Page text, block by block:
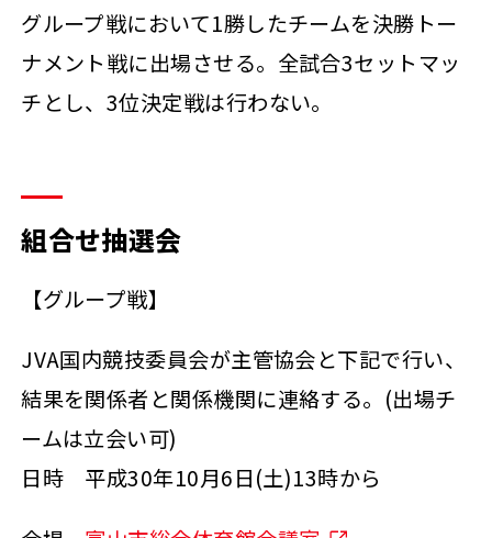
グループ戦において1勝したチームを決勝トー
ナメント戦に出場させる。全試合3セットマッ
チとし、3位決定戦は行わない。
組合せ抽選会
【グループ戦】
JVA国内競技委員会が主管協会と下記で行い、
結果を関係者と関係機関に連絡する。(出場チ
ームは立会い可)
日時 平成30年10月6日(土)13時から